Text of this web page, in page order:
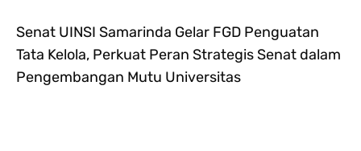
Senat UINSI Samarinda Gelar FGD Penguatan
Tata Kelola, Perkuat Peran Strategis Senat dalam
Pengembangan Mutu Universitas